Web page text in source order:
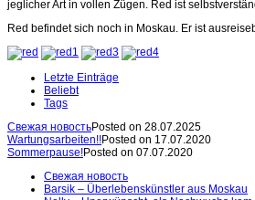
jeglicher Art in vollen Zügen. Red ist
Red befindet sich noch in Moskau. Er ist
Letzte Einträge
Beliebt
Tags
Свежая новостьPosted on 28.07.2025
Wartungsarbeiten!!Posted on 17.07.2020
Sommerpause!Posted on 07.07.2020
Свежая новость
Barsik – Überlebenskünstler aus Moskau